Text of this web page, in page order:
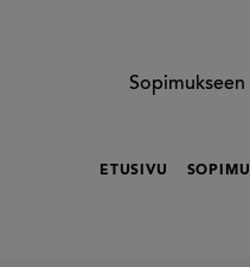
ETUSIVU